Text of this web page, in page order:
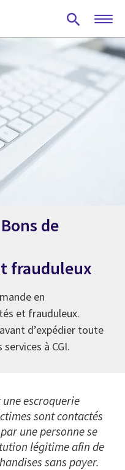
de
frauduleux
en
et frauduleux.
d’expédier toute
à CGI.
escroquerie
sont contactés
une personne se
légitime afin de
sans payer.